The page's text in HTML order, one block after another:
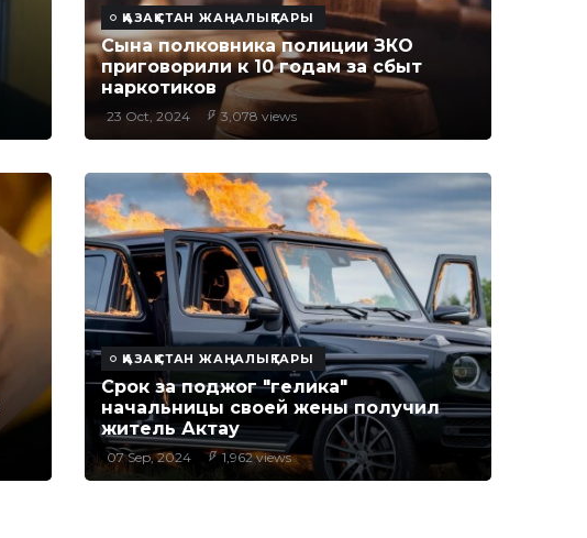
ҚАЗАҚСТАН ЖАҢАЛЫҚТАРЫ
Сына полковника полиции ЗКО
приговорили к 10 годам за сбыт
наркотиков
23 Oct, 2024 3,078 views
ҚАЗАҚСТАН ЖАҢАЛЫҚТАРЫ
Срок за поджог "гелика"
начальницы своей жены получил
житель Актау
07 Sep, 2024 1,962 views